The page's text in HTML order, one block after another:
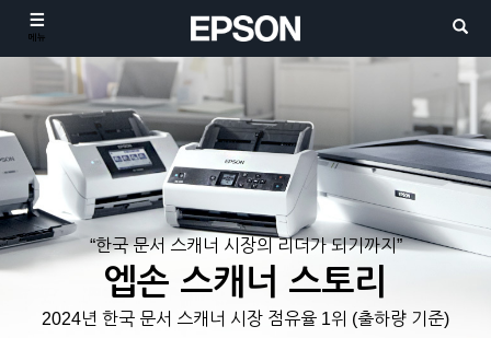
메뉴
“한국 문서 스캐너 시장의 리더가 되기까지”
엡손 스캐너 스토리
2024년 한국 문서 스캐너 시장 점유율 1위 (출하량 기준)